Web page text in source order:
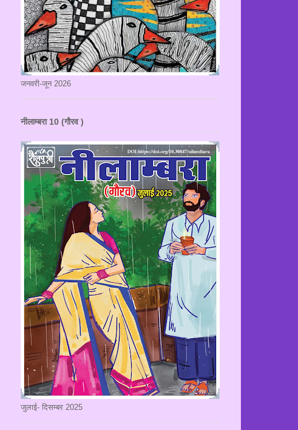
जनवरी-जून 2026
नीलाम्बरा 10 (गौरव )
जुलाई- दिसम्बर 2025